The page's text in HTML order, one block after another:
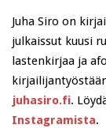
Juha Siro on
julkaissut kuusi
lastenkirjaa ja
juhasiro.fi.
Instagramista.